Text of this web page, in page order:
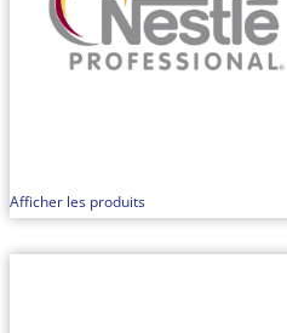
Afficher les produits